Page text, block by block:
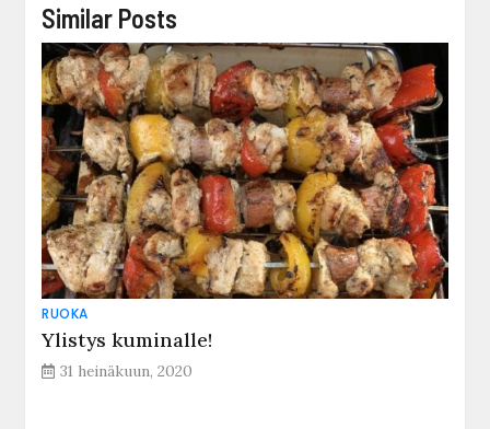
Similar Posts
RUOKA
Ylistys kuminalle!
31 heinäkuun, 2020